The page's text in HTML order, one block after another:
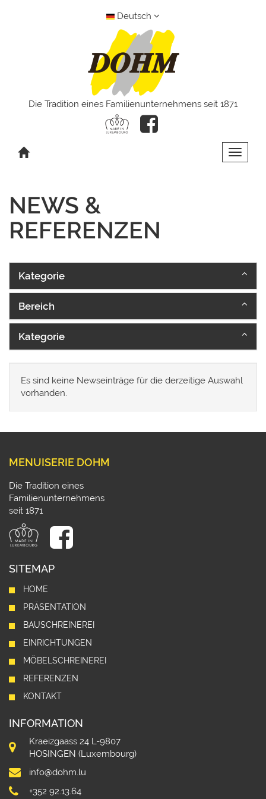
Deutsch
Die Tradition eines Familienunternehmens seit 1871
Toggle
NEWS &
REFERENZEN
Kategorie
Bereich
Kategorie
Es sind keine Newseinträge für die derzeitige Auswahl
vorhanden.
MENUISERIE DOHM
Die Tradition eines
Familienunternehmens
seit 1871
SITEMAP
HOME
PRÄSENTATION
BAUSCHREINEREI
EINRICHTUNGEN
MÖBELSCHREINEREI
REFERENZEN
KONTAKT
INFORMATION
Kraeizgaass 24 L-9807
HOSINGEN (Luxembourg)
info@dohm.lu
+352 92.13.64